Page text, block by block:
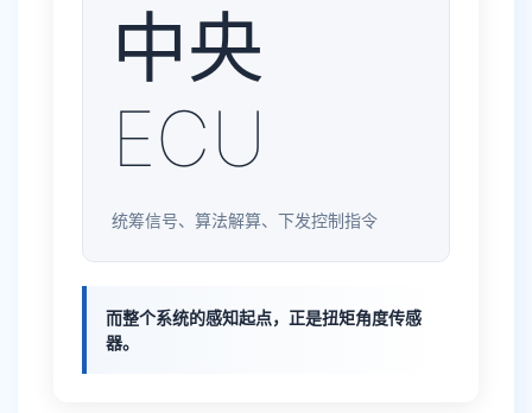
中央
ECU
统筹信号、算法解算、下发控制指令
而整个系统的感知起点，正是扭矩角度传感
器。